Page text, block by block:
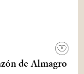
de Almagro